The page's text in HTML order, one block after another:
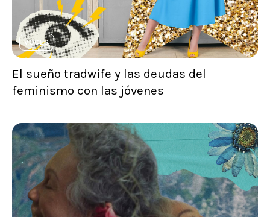
VOCES
El sueño tradwife y las deudas del
feminismo con las jóvenes